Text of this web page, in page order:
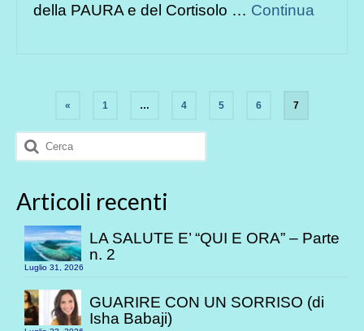
della PAURA e del Cortisolo … Continua
Paginazione
degli
articoli
« 1 … 4 5 6 7
Cerca:
Articoli recenti
LA SALUTE E’ “QUI E ORA” – Parte
n. 2
Luglio 31, 2026
GUARIRE CON UN SORRISO (di
Isha Babaji)